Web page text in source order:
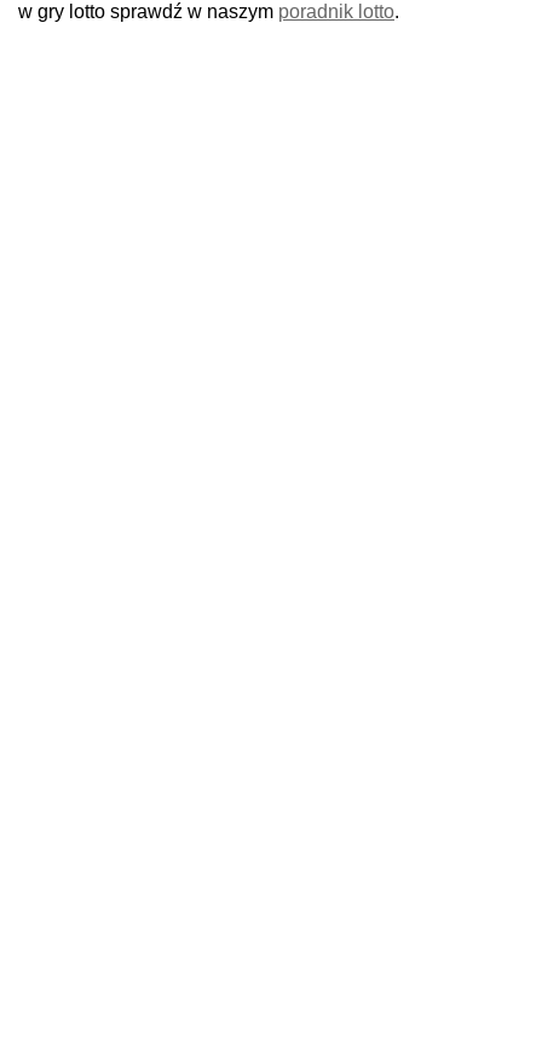
w gry lotto sprawdź w naszym poradnik lotto.